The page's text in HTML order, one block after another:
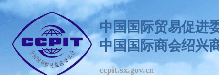
中国国际贸易促进
中国国际商会绍兴
ccpit.sx.gov.cn